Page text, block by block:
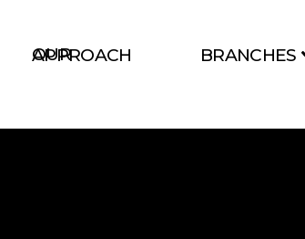
OUR APPROACH BRANCHES